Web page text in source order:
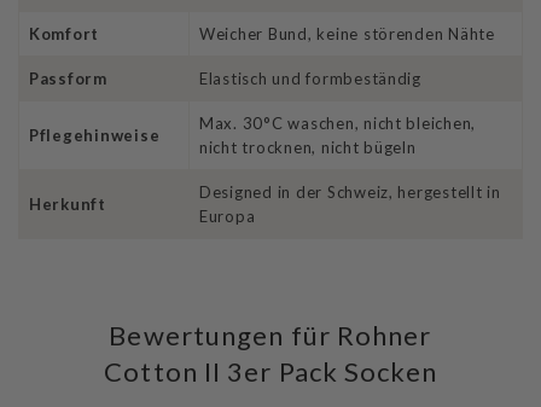
Komfort Weicher Bund, keine störenden Nähte
Passform Elastisch und formbeständig
Pflegehinweise
Max. 30°C waschen, nicht bleichen,
nicht trocknen, nicht bügeln
Herkunft
Designed in der Schweiz, hergestellt in
Europa
Bewertungen für Rohner
Cotton II 3er Pack Socken